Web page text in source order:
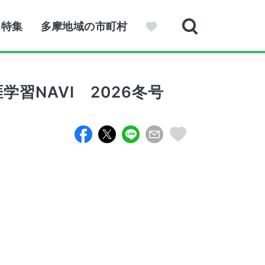
特集 多摩地域の市町村
学習NAVI 2026冬号